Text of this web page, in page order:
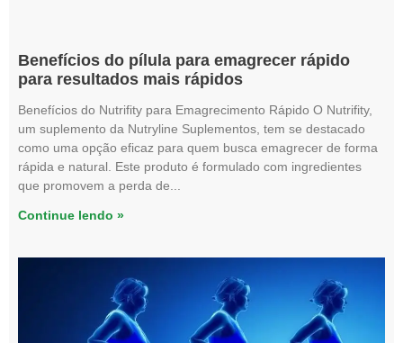
Benefícios do pílula para emagrecer rápido
para resultados mais rápidos
Benefícios do Nutrifity para Emagrecimento Rápido O Nutrifity,
um suplemento da Nutryline Suplementos, tem se destacado
como uma opção eficaz para quem busca emagrecer de forma
rápida e natural. Este produto é formulado com ingredientes
que promovem a perda de
Continue lendo »